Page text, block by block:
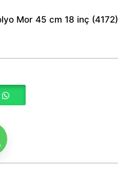
Mor 45 cm 18 inç (4172)